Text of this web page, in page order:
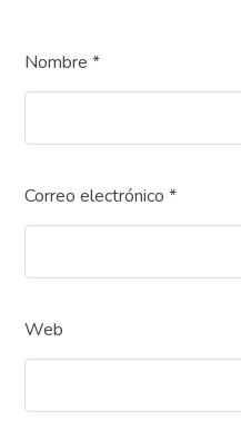
Nombre*
Correo electrónico*
Web